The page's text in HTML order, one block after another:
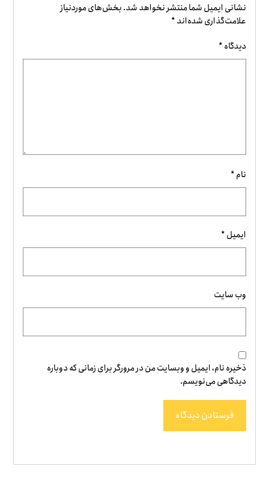
نشانی ایمیل شما منتشر نخواهد شد.بخش‌های موردنیاز
علامت‌گذاری شده‌اند*
دیدگاه*
نام*
ایمیل*
وب‌ سایت
ذخیره نام، ایمیل و وبسایت من در مرورگر برای زمانی که دوباره
دیدگاهی می‌نویسم.
فرستادن دیدگاه